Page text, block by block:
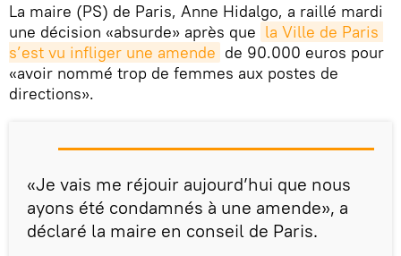
La maire (PS) de Paris, Anne Hidalgo, a raillé mardi
une décision «absurde» après que la Ville de Paris
s’est vu infliger une amende de 90.000 euros pour
«avoir nommé trop de femmes aux postes de
directions».
«Je vais me réjouir aujourd’hui que nous
ayons été condamnés à une amende», a
déclaré la maire en conseil de Paris.